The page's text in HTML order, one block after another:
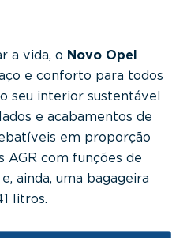
a vida, o Novo Opel
e conforto para todos
seu interior sustentável
e acabamentos de
em proporção
AGR com funções de
ainda, uma bagageira
litros.